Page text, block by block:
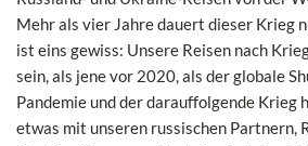
Mehr als vier Jahre dauert dieser Krieg
ist eins gewiss: Unsere Reisen nach
sein, als jene vor 2020, als der globale
Pandemie und der darauffolgende Krieg
etwas mit unseren russischen Partnern,